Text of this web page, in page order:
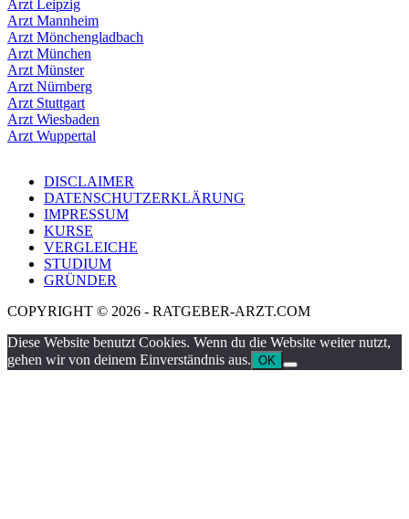
Arzt Leipzig
Arzt Mannheim
Arzt Mönchengladbach
Arzt München
Arzt Münster
Arzt Nürnberg
Arzt Stuttgart
Arzt Wiesbaden
Arzt Wuppertal
DISCLAIMER
DATENSCHUTZERKLÄRUNG
IMPRESSUM
KURSE
VERGLEICHE
STUDIUM
GRÜNDER
COPYRIGHT © 2026 - RATGEBER-ARZT.COM
Diese Website benutzt Cookies. Wenn du die Website weiter nutzt,
gehen wir von deinem Einverständnis aus. OK